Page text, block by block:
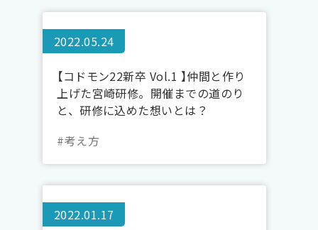
2022.05.24
【コドモン22新卒 Vol.1 】仲間と作り
上げた宮崎研修。開催までの道のり
と、研修に込めた想いとは？
#考え方
2022.01.17